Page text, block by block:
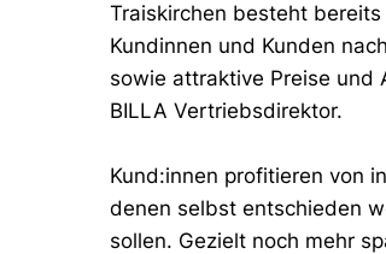
Traiskirchen besteht
Kundinnen und Kunden
sowie attraktive Preise und
BILLA Vertriebsdirektor.
Kund:innen profitieren von
denen selbst entschieden
sollen. Gezielt noch mehr